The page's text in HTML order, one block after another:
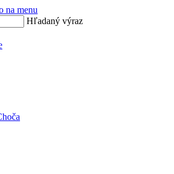
na menu
Hľadaný výraz